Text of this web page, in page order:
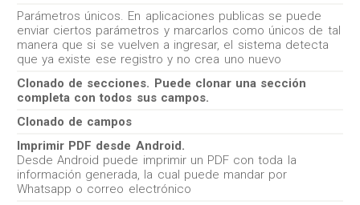
Parámetros únicos. En aplicaciones publicas se puede
enviar ciertos parámetros y marcarlos como únicos de tal
manera que si se vuelven a ingresar, el sistema detecta
que ya existe ese registro y no crea uno nuevo
Clonado de secciones. Puede clonar una sección
completa con todos sus campos.
Clonado de campos
Imprimir PDF desde Android.
Desde Android puede imprimir un PDF con toda la
información generada, la cual puede mandar por
Whatsapp o correo electrónico